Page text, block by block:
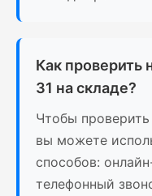
Как проверить
31 на складе?
Чтобы
вы можете
способов:
телефонный